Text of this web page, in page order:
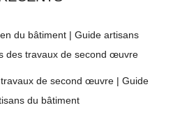
du bâtiment | Guide artisans
des travaux de second œuvre
de second œuvre | Guide
du bâtiment